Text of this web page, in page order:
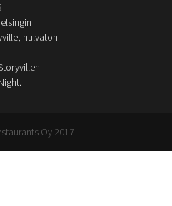
hulvaton
Oy 2017